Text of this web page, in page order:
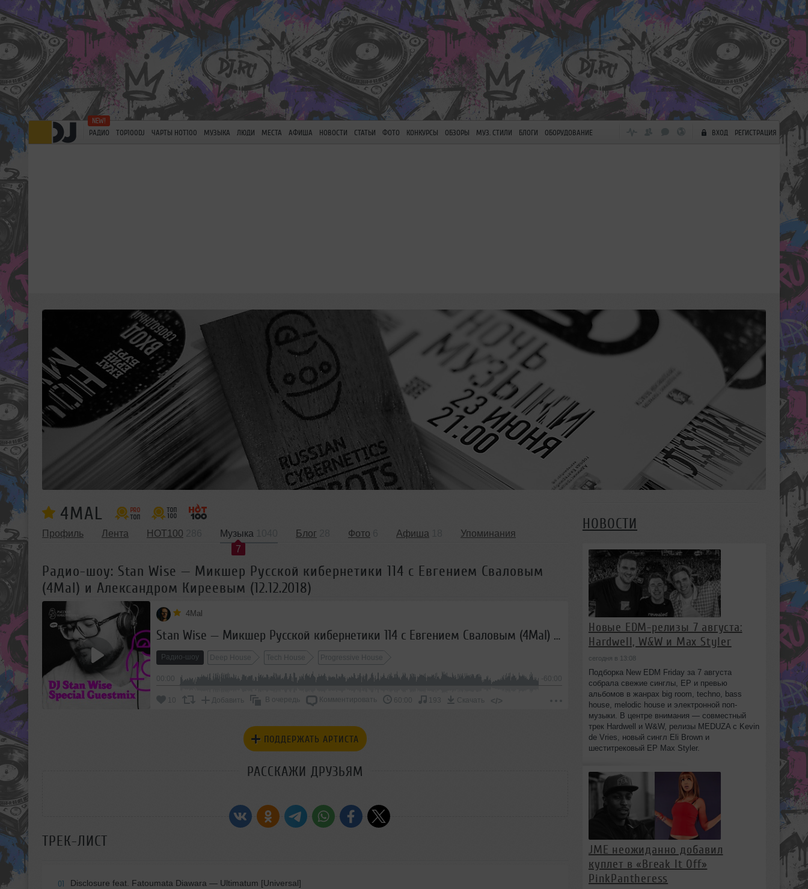
РАДИО TOP100DJ ЧАРТЫ HOT100 МУЗЫКА ЛЮДИ МЕСТА АФИША НОВОСТИ СТАТЬИ ФОТО КОНКУРСЫ ОБЗОРЫ МУЗ. СТИЛИ БЛОГИ ОБОРУДОВАНИЕ ВХОД РЕГИСТРАЦИЯ
4MAL
Профиль Лента HOT100
Музыка
7
Блог Фото Афиша Упоминания
Радио-шоу: Stan Wise — Микшер Русской кибернетики 114 с Евгением Сваловым
(4Mal) и Александром Киреевым (12.12.2018)
4Mal
Stan Wise — Микшер Русской кибернетики 114 с Евгением Сваловым (4Mal) и Александром Киреевым (12.12.2018)
Радио-шоу Deep House Tech House Progressive House
-60:00
Добавить В очередь Комментировать 60:00 193 Скачать </>
ПОДДЕРЖАТЬ АРТИСТА
РАССКАЖИ ДРУЗЬЯМ
ТРЕК-ЛИСТ
01 Disclosure feat. Fatoumata Diawara — Ultimatum [Universal]
НОВОСТИ
Новые EDM-релизы 7 августа:
Hardwell, W&W и Max Styler
сегодня в 13:08
Подборка New EDM Friday за 7 августа
собрала свежие синглы, EP и превью
альбомов в жанрах big room, techno, bass
house, melodic house и электронной поп-
музыки. В центре внимания — совместный
трек Hardwell и W&W, релизы MEDUZA с Kevin
de Vries, новый сингл Eli Brown и
шеститрековый EP Max Styler.
JME неожиданно добавил
куплет в «Break It Off»
PinkPantheress